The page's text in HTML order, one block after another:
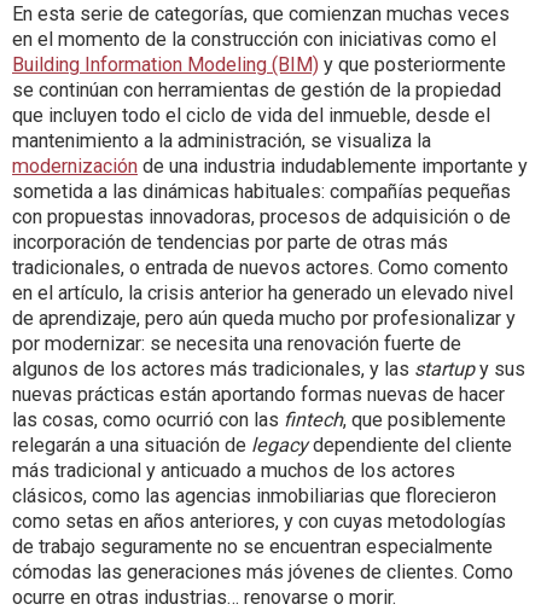
En esta serie de categorías, que comienzan muchas veces
en el momento de la construcción con iniciativas como el
Building Information Modeling (BIM) y que posteriormente
se continúan con herramientas de gestión de la propiedad
que incluyen todo el ciclo de vida del inmueble, desde el
mantenimiento a la administración, se visualiza la
modernización de una industria indudablemente importante y
sometida a las dinámicas habituales: compañías pequeñas
con propuestas innovadoras, procesos de adquisición o de
incorporación de tendencias por parte de otras más
tradicionales, o entrada de nuevos actores. Como comento
en el artículo, la crisis anterior ha generado un elevado nivel
de aprendizaje, pero aún queda mucho por profesionalizar y
por modernizar: se necesita una renovación fuerte de
algunos de los actores más tradicionales, y las startupy sus
nuevas prácticas están aportando formas nuevas de hacer
las cosas, como ocurrió con las fintech, que posiblemente
relegarán a una situación de legacydependiente del cliente
más tradicional y anticuado a muchos de los actores
clásicos, como las agencias inmobiliarias que florecieron
como setas en años anteriores, y con cuyas metodologías
de trabajo seguramente no se encuentran especialmente
cómodas las generaciones más jóvenes de clientes. Como
ocurre en otras industrias… renovarse o morir.